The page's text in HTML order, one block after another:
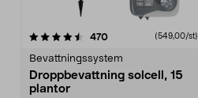
470recensioner(549,00/st)
Bevattningssystem
Droppbevattning solcell, 15
plantor
4.5 av 5 stjärnor